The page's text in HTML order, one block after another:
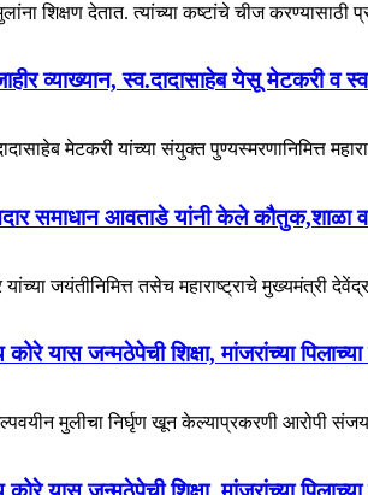
शिक्षण देतात. त्यांच्या कष्टांचे चीज करण्यासाठी
व्याख्यान, स्व.दादासाहेब येसू मेटकरी व
मेटकरी यांच्या संयुक्त पुण्यस्मरणानिमित्त
समाधान आवताडे यांनी केले कौतुक,शाळा व
जयंतीनिमित्त तसेच महाराष्ट्राचे मुख्यमंत्री
यास जन्मठेपेची शिक्षा, मांजरांच्या
मुलीचा निर्घृण खून केल्याप्रकरणी आरोपी